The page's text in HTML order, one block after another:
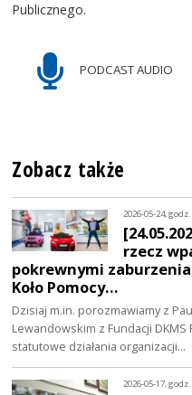
Publicznego.
PODCAST AUDIO
Zobacz także
2026-05-24,
rzecz
pokrewnymi
Koło Pomocy…
Dzisiaj m.in. porozmawiamy z
Lewandowskim z Fundacji
statutowe działania organizacji…
2026-05-17,